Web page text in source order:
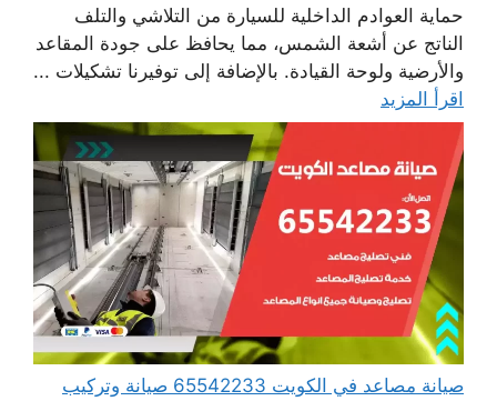
حماية العوادم الداخلية للسيارة من التلاشي والتلف
الناتج عن أشعة الشمس، مما يحافظ على جودة المقاعد
والأرضية ولوحة القيادة. بالإضافة إلى توفيرنا تشكيلات ...
اقرأ المزيد
صيانة مصاعد في الكويت 65542233 صيانة وتركيب